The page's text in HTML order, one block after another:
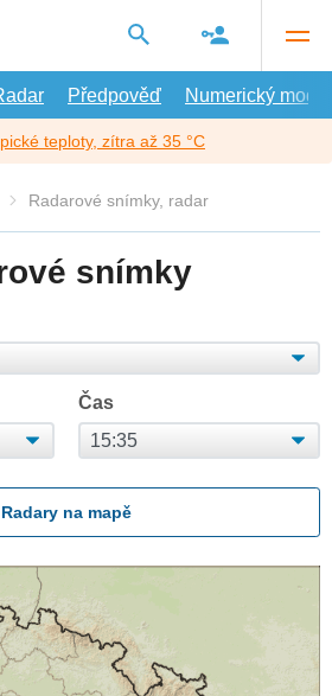
Předpověď Numerický model
teploty, zítra až 35 °C
Radarové snímky, radar
snímky
Čas
Radary na mapě